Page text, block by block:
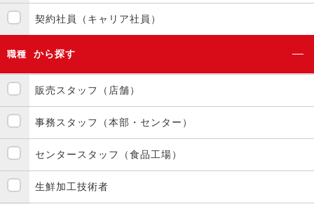
契約社員（キャリア社員）
職種 から探す
販売スタッフ（店舗）
事務スタッフ（本部・センター）
センタースタッフ（食品工場）
生鮮加工技術者